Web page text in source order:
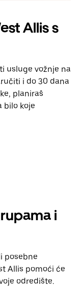
Allis s
usluge vožnje na
i do 30 dana
planiraš
bilo koje
i
posebne
Allis pomoći će
odredište.